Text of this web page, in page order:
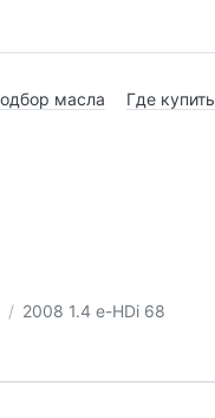
масла Где купить
2008 1.4 e-HDi 68